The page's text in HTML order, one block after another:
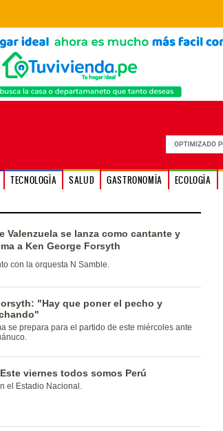
TECNOLOGÍA SALUD GASTRONOMÍA ECOLOGÍA
Valenzuela se lanza como cantante y
a Ken George Forsyth
con la orquesta N Samble.
"Hay que poner el pecho y
se prepara para el partido de este miércoles ante
viernes todos somos Perú
el Estadio Nacional.